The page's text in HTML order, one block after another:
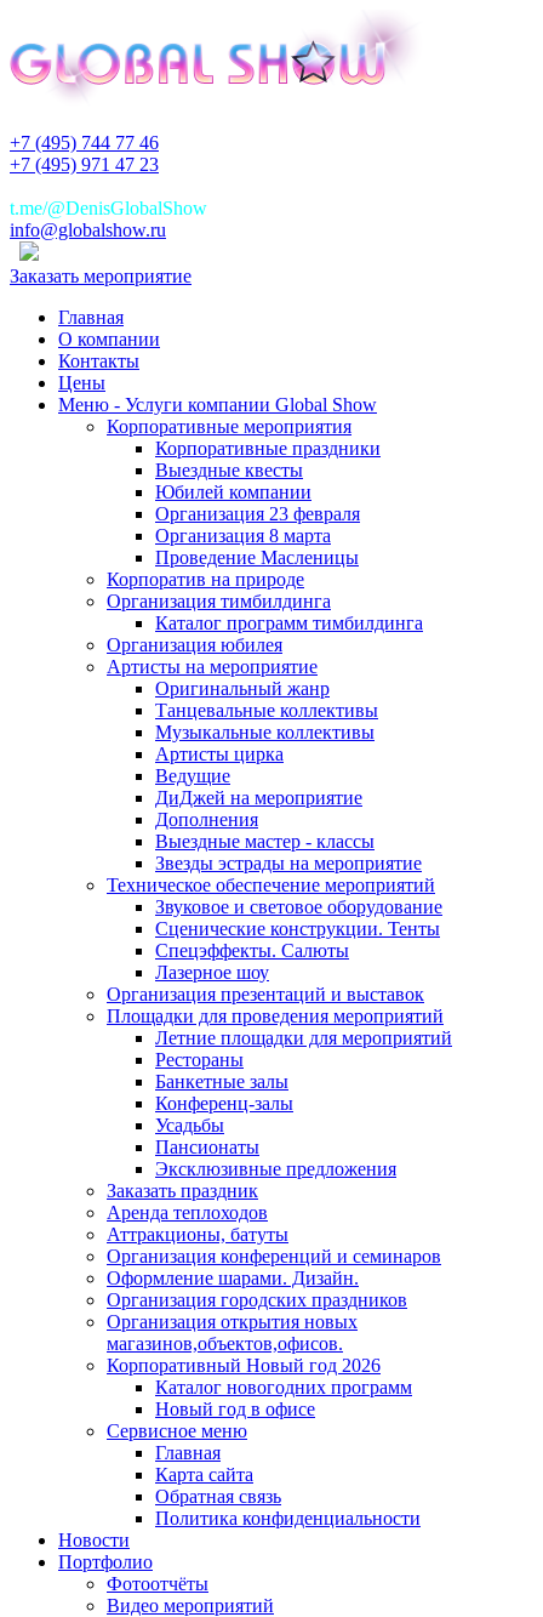
+7 (495) 744 77 46
+7 (495) 971 47 23
t.me/@DenisGlobalShow
info@globalshow.ru
Заказать мероприятие
Главная
О компании
Контакты
Цены
Меню - Услуги компании Global Show
Корпоративные мероприятия
Корпоративные праздники
Выездные квесты
Юбилей компании
Организация 23 февраля
Организация 8 марта
Проведение Масленицы
Корпоратив на природе
Организация тимбилдинга
Каталог программ тимбилдинга
Организация юбилея
Артисты на мероприятие
Оригинальный жанр
Танцевальные коллективы
Музыкальные коллективы
Артисты цирка
Ведущие
ДиДжей на мероприятие
Дополнения
Выездные мастер - классы
Звезды эстрады на мероприятие
Техническое обеспечение мероприятий
Звуковое и световое оборудование
Сценические конструкции. Тенты
Спецэффекты. Салюты
Лазерное шоу
Организация презентаций и выставок
Площадки для проведения мероприятий
Летние площадки для мероприятий
Рестораны
Банкетные залы
Конференц-залы
Усадьбы
Пансионаты
Эксклюзивные предложения
Заказать праздник
Аренда теплоходов
Аттракционы, батуты
Организация конференций и семинаров
Оформление шарами. Дизайн.
Организация городских праздников
Организация открытия новых
магазинов,объектов,офисов.
Корпоративный Новый год 2026
Каталог новогодних программ
Новый год в офисе
Сервисное меню
Главная
Карта сайта
Обратная связь
Политика конфиденциальности
Новости
Портфолио
Фотоотчёты
Видео мероприятий